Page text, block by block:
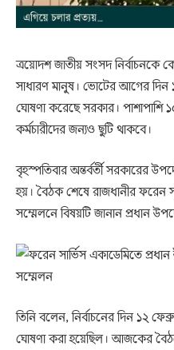
ত্রয়োদশ জাতীয় সংসদ নির্বাচনকে
সাধারণ মানুষ। ভোটের আগের দিন
ঘোষণা করেছে সরকার। পাশাপাশি
কর্মচারীদের জন্যও ছুটি থাকবে।
বৃহস্পতিবার অন্তর্বর্তী সরকারের
হয়। বৈঠক শেষে রাজধানীর ফরেন
সম্মেলনে বিষয়টি জানান প্রধান
তিনি বলেন, নির্বাচনের দিন ১২
ঘোষণা করা হয়েছিল। আজকের